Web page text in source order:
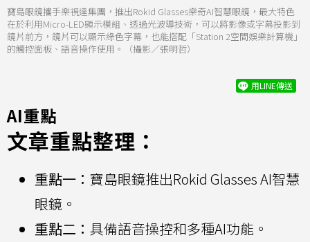
寶島眼鏡攜手樂視達集團，推出Rokid Glasses樂奇AI智慧眼鏡，最大特色
在於利用Micro-LED顯示模組、透過光波導技術，可以將影像或字幕投影到
鏡片前方，鏡片可以顯示綠色字幕，也能搭配「Station 2空間娛樂計算機」
的觸控面板、語音操作使用。（攝影／張明哲）
用LINE傳送
AI重點
文章重點整理：
重點一： 寶島眼鏡推出Rokid Glasses AI智慧
眼鏡。
重點二： 具備語音操控和多種AI功能。